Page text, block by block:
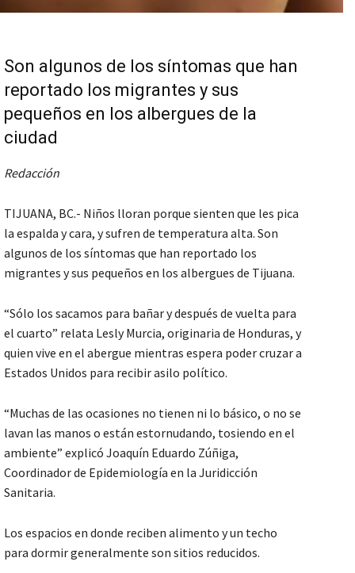
Son algunos de los síntomas que han
reportado los migrantes y sus
pequeños en los albergues de la
ciudad
Redacción
TIJUANA, BC.- Niños lloran porque sienten que les pica
la espalda y cara, y sufren de temperatura alta. Son
algunos de los síntomas que han reportado los
migrantes y sus pequeños en los albergues de Tijuana.
“Sólo los sacamos para bañar y después de vuelta para
el cuarto” relata Lesly Murcia, originaria de Honduras, y
quien vive en el abergue mientras espera poder cruzar a
Estados Unidos para recibir asilo político.
“Muchas de las ocasiones no tienen ni lo básico, o no se
lavan las manos o están estornudando, tosiendo en el
ambiente” explicó Joaquín Eduardo Zúñiga,
Coordinador de Epidemiología en la Juridicción
Sanitaria.
Los espacios en donde reciben alimento y un techo
para dormir generalmente son sitios reducidos.